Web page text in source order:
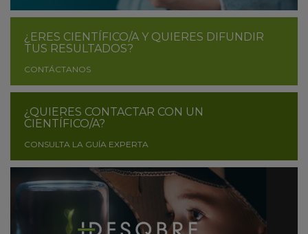
¿ERES CIENTÍFICO/A Y QUIERES DIFUNDIR
TUS RESULTADOS?
CONTÁCTANOS
¿QUIERES CONTACTAR CON UN
CIENTÍFICO/A?
CONSULTA LA GUÍA EXPERTA